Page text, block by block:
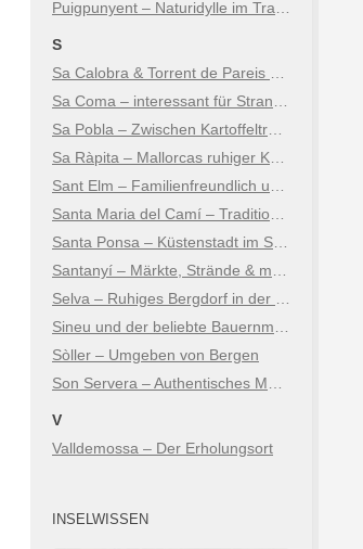
S
Sòller – Umgeben von Bergen
V
Valldemossa – Der Erholungsort
INSELWISSEN